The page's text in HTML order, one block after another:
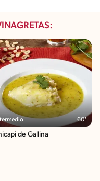
60'
de Gallina